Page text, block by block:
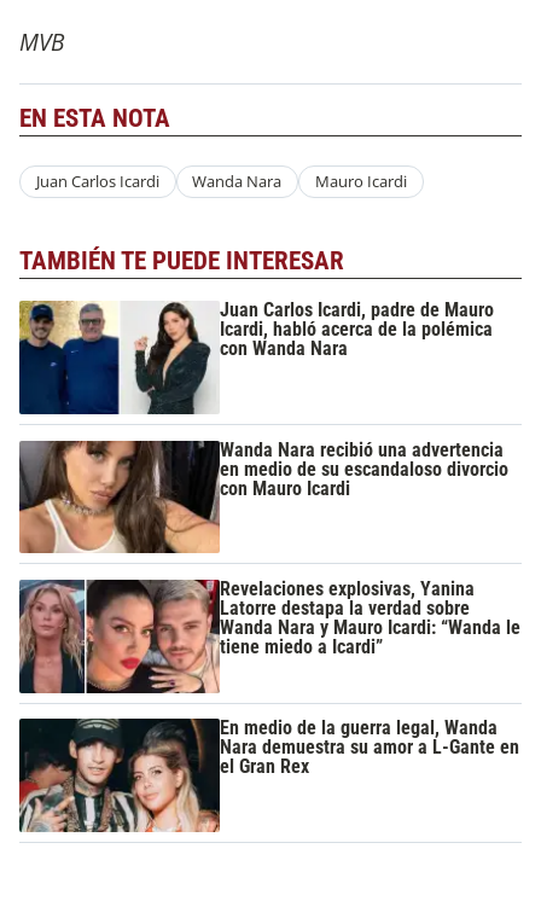
MVB
EN ESTA NOTA
Juan Carlos Icardi Wanda Nara Mauro Icardi
TAMBIÉN TE PUEDE INTERESAR
Juan Carlos Icardi, padre de Mauro
Icardi, habló acerca de la polémica
con Wanda Nara
Wanda Nara recibió una advertencia
en medio de su escandaloso divorcio
con Mauro Icardi
Revelaciones explosivas, Yanina
Latorre destapa la verdad sobre
Wanda Nara y Mauro Icardi: “Wanda le
tiene miedo a Icardi”
En medio de la guerra legal, Wanda
Nara demuestra su amor a L-Gante en
el Gran Rex